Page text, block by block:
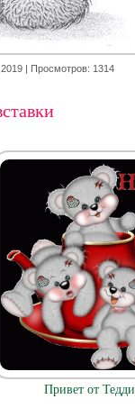
| Просмотров: 1314
Привет от Тедди